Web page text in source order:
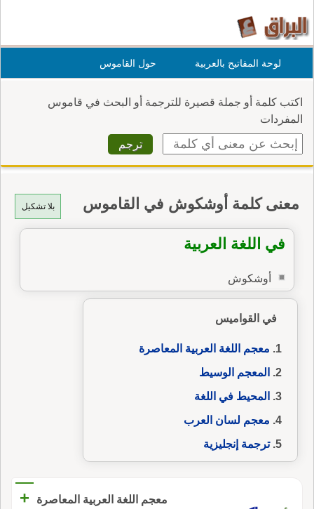
لوحة المفاتيح بالعربية حول القاموس
اكتب كلمة أو جملة قصيرة للترجمة أو البحث في قاموس
المفردات
بلا تشكيل معنى كلمة أوشكوش في القاموس
في اللغة العربية
أوشكوش
في القواميس
معجم اللغة العربية المعاصرة
المعجم الوسيط
المحيط في اللغة
معجم لسان العرب
ترجمة إنجليزية
معجم اللغة العربية المعاصرة +